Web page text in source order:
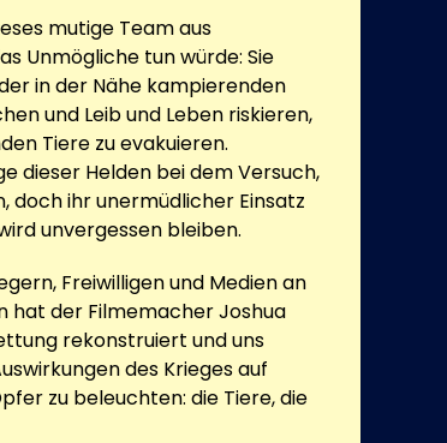
mutige Team aus
Unmögliche tun würde: Sie
in der Nähe kampierenden
und Leib und Leben riskieren,
Tiere zu evakuieren.
dieser Helden bei dem Versuch,
doch ihr unermüdlicher Einsatz
unvergessen bleiben.
Freiwilligen und Medien an
hat der Filmemacher Joshua
rekonstruiert und uns
des Krieges auf
zu beleuchten: die Tiere, die